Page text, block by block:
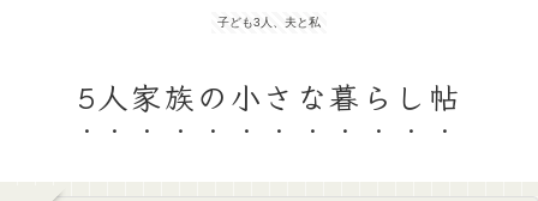
子ども3人、夫と私
5人家族の小さな暮らし帖